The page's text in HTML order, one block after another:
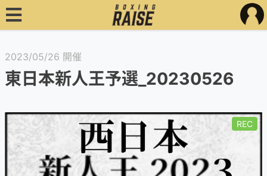
2023/05/26 開催
東日本新人王予選_20230526
REC